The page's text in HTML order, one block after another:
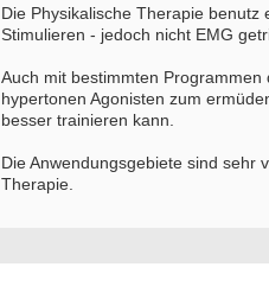
Die Physikalische Therapie
Stimulieren - jedoch nicht EMG
Auch mit bestimmten
hypertonen Agonisten zum
besser trainieren kann.
Die Anwendungsgebiete sind sehr
Therapie.